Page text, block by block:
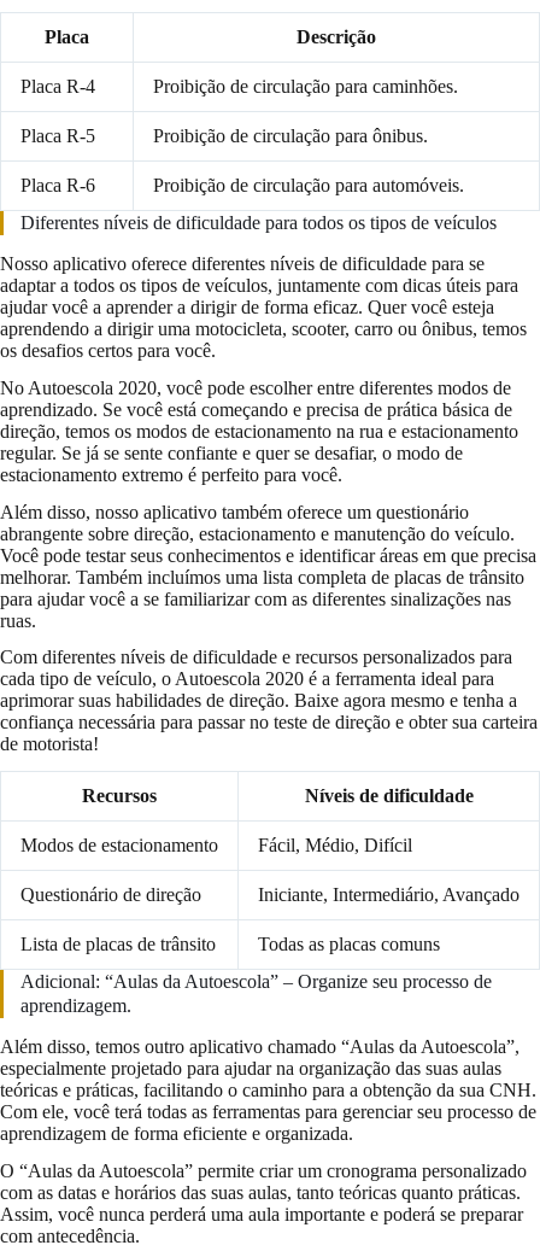
Placa Descrição
Placa R-4 Proibição de circulação para caminhões.
Placa R-5 Proibição de circulação para ônibus.
Placa R-6
Proibição de circulação para automóveis.
Diferentes níveis de dificuldade para todos os tipos de veículos
Nosso aplicativo oferece diferentes níveis de dificuldade para se
adaptar a todos os tipos de veículos, juntamente com dicas úteis para
ajudar você a aprender a dirigir de forma eficaz. Quer você esteja
aprendendo a dirigir uma motocicleta, scooter, carro ou ônibus, temos
os desafios certos para você.
No Autoescola 2020, você pode escolher entre diferentes modos de
aprendizado. Se você está começando e precisa de prática básica de
direção, temos os modos de estacionamento na rua e estacionamento
regular. Se já se sente confiante e quer se desafiar, o modo de
estacionamento extremo é perfeito para você.
Além disso, nosso aplicativo também oferece um questionário
abrangente sobre direção, estacionamento e manutenção do veículo.
Você pode testar seus conhecimentos e identificar áreas em que precisa
melhorar. Também incluímos uma lista completa de placas de trânsito
para ajudar você a se familiarizar com as diferentes sinalizações nas
ruas.
Com diferentes níveis de dificuldade e recursos personalizados para
cada tipo de veículo, o Autoescola 2020 é a ferramenta ideal para
aprimorar suas habilidades de direção. Baixe agora mesmo e tenha a
confiança necessária para passar no teste de direção e obter sua carteira
de motorista!
Recursos Níveis de dificuldade
Modos de estacionamento Fácil, Médio, Difícil
Questionário de direção Iniciante, Intermediário, Avançado
Lista de placas de trânsito
Todas as placas comuns
Adicional: “Aulas da Autoescola” – Organize seu processo de
aprendizagem.
Além disso, temos outro aplicativo chamado “Aulas da Autoescola”,
especialmente projetado para ajudar na organização das suas aulas
teóricas e práticas, facilitando o caminho para a obtenção da sua CNH.
Com ele, você terá todas as ferramentas para gerenciar seu processo de
aprendizagem de forma eficiente e organizada.
O “Aulas da Autoescola” permite criar um cronograma personalizado
com as datas e horários das suas aulas, tanto teóricas quanto práticas.
Assim, você nunca perderá uma aula importante e poderá se preparar
com antecedência.